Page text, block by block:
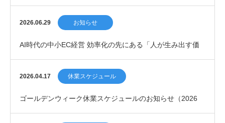
2026.06.29 お知らせ
AI時代の中小EC経営 効率化の先にある「人が生み出す価
値の重要性」【＜第4回＞プロが語るEC・デジ…
2026.04.17 休業スケジュール
ゴールデンウィーク休業スケジュールのお知らせ（2026